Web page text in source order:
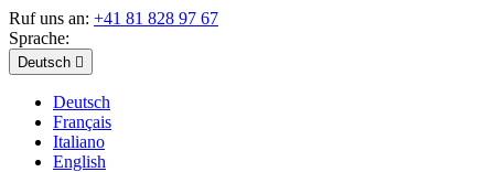
Ruf uns an: +41 81 828 97 67
Sprache:
Deutsch 
Deutsch
Français
Italiano
English